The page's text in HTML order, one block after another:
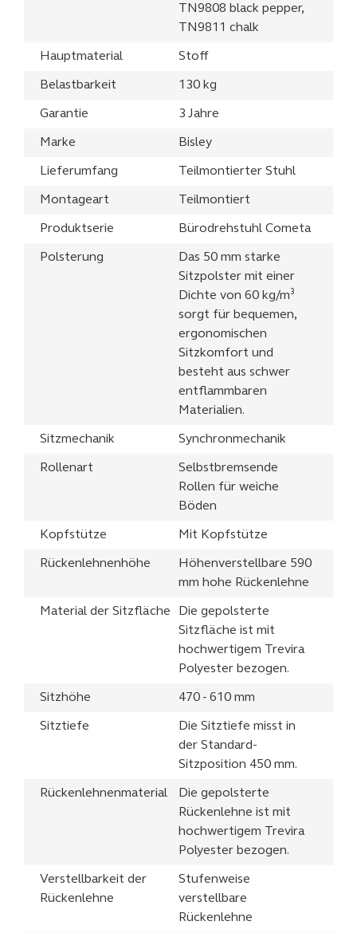
TN9808 black pepper,
TN9811 chalk
Hauptmaterial Stoff
Belastbarkeit 130 kg
Garantie 3 Jahre
Marke Bisley
Lieferumfang Teilmontierter Stuhl
Montageart Teilmontiert
Produktserie Bürodrehstuhl Cometa
Polsterung
Das 50 mm starke
Sitzpolster mit einer
Dichte von 60 kg/m³
sorgt für bequemen,
ergonomischen
Sitzkomfort und
besteht aus schwer
entflammbaren
Materialien.
Sitzmechanik Synchronmechanik
Rollenart
Selbstbremsende
Rollen für weiche
Böden
Kopfstütze Mit Kopfstütze
Rückenlehnenhöhe
Höhenverstellbare 590
mm hohe Rückenlehne
Material der Sitzfläche
Die gepolsterte
Sitzfläche ist mit
hochwertigem Trevira
Polyester bezogen.
Sitzhöhe 470 - 610 mm
Sitztiefe
Die Sitztiefe misst in
der Standard-
Sitzposition 450 mm.
Rückenlehnenmaterial
Die gepolsterte
Rückenlehne ist mit
hochwertigem Trevira
Polyester bezogen.
Verstellbarkeit der
Rückenlehne
Stufenweise
verstellbare
Rückenlehne